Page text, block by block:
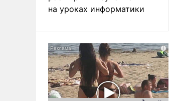
на уроках информатики